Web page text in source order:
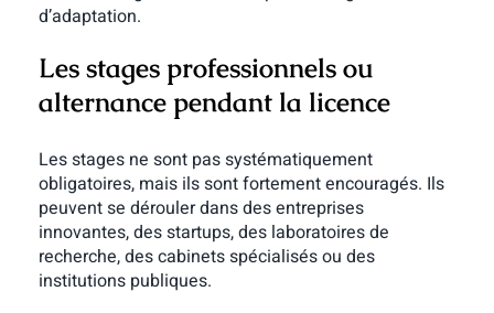
d’adaptation.
Les stages professionnels ou
alternance pendant la licence
Les stages ne sont pas systématiquement
obligatoires, mais ils sont fortement encouragés. Ils
peuvent se dérouler dans des entreprises
innovantes, des startups, des laboratoires de
recherche, des cabinets spécialisés ou des
institutions publiques.